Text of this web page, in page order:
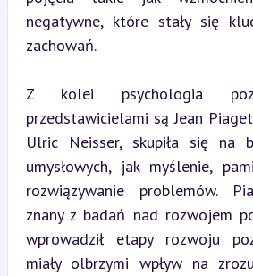
negatywne, które stały się
zachowań.
Z kolei psychologia
przedstawicielami są Jean
Ulric Neisser, skupiła się na
umysłowych, jak myślenie,
rozwiązywanie problemów.
znany z badań nad rozwojem
wprowadził etapy rozwoju
miały olbrzymi wpływ na